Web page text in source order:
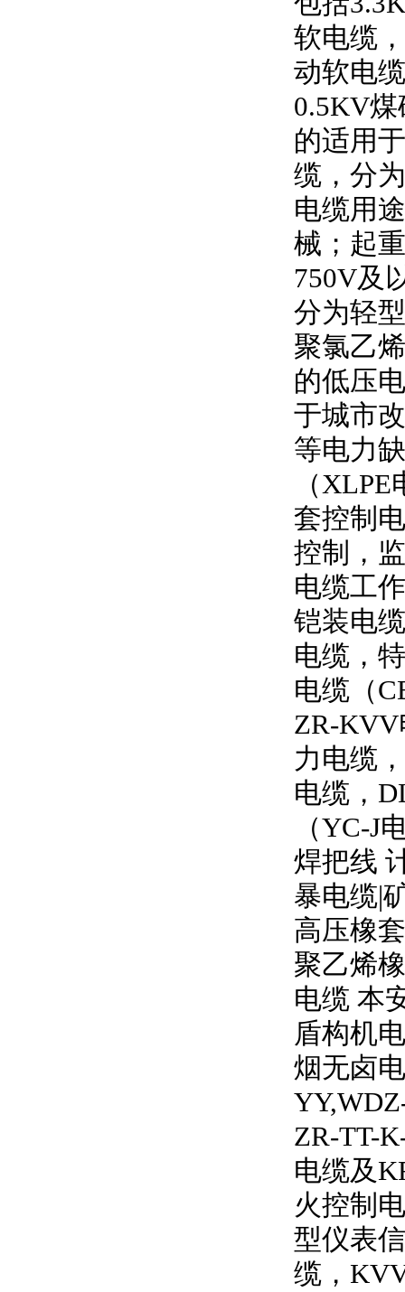
软电缆，
动软电
0.5KV煤
的适用
缆，分
电缆用
械；起
750V及
分为轻
聚氯乙
的低压
于城市
等电力
（XLPE
套控制
控制，
电缆工
铠装电
电缆，
电缆（
ZR-KVV
力电缆，
电缆，
（YC-J
焊把线
暴电缆
高压橡
聚乙烯
电缆 本
盾构机
烟无卤
ZR-TT-
电缆及
火控制
型仪表
缆，